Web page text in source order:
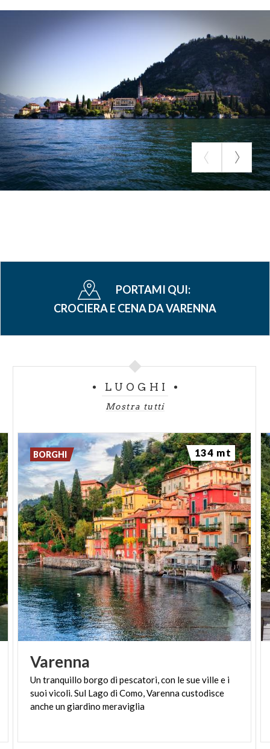
PORTAMI QUI:
CROCIERA E CENA DA VARENNA
LUOGHI
Mostra tutti
Varenna
Un tranquillo borgo di pescatori, con le sue ville e i
suoi vicoli. Sul Lago di Como, Varenna custodisce
anche un giardino meraviglia
BORGHI 134 mt